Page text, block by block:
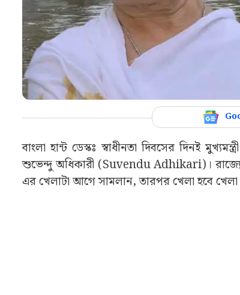
বাংলা হান্ট ডেস্কঃ স্বাধীনতা দিবসের দিনই
শুভেন্দু অধিকারী (Suvendu Adhikari)। রাজ্যে
এর খেলাটা আগে সামলান, তারপর খেলা হবে